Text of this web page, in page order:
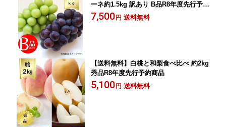
ーネ約1.5kg 訳あり B品R8年度先行予約
商品
7,500 円 送料無料
【送料無料】白桃と和梨食べ比べ 約2kg
秀品R8年度先行予約商品
5,100 円 送料無料